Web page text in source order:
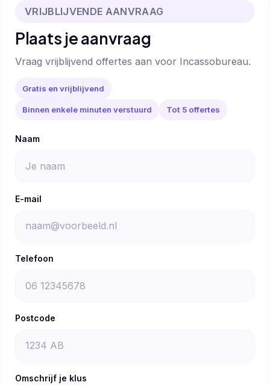
VRIJBLIJVENDE AANVRAAG
Plaats je aanvraag
Vraag vrijblijvend offertes aan voor Incassobureau.
Gratis en vrijblijvend
Binnen enkele minuten verstuurd Tot 5 offertes
Naam
E-mail
Telefoon
Postcode
Omschrijf je klus